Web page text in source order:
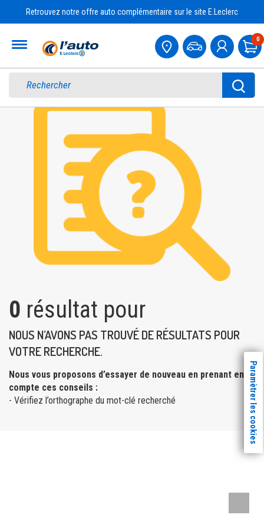
Retrouvez notre offre auto complémentaire sur le site E.Leclerc
0
0 résultat pour
NOUS N’AVONS PAS TROUVÉ DE RÉSULTATS POUR
VOTRE RECHERCHE.
Nous vous proposons d’essayer de nouveau en prenant en
compte ces conseils :
- Vérifiez l’orthographe du mot-clé recherché
Paramètrer les cookies